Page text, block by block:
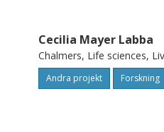
Fytinsyra:Zn. Vi
riskgrupper.
Cecilia Mayer Labba
Chalmers, Life sciences,
Andra projekt Forskning